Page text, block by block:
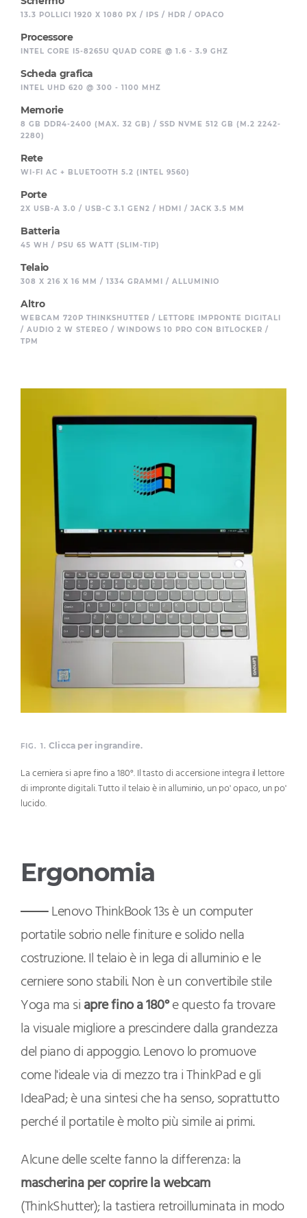
13.3 POLLICI 1920 X 1080 PX / IPS / HDR / OPACO
Processore
INTEL CORE I5-8265U QUAD CORE @ 1.6 - 3.9 GHZ
Scheda grafica
INTEL UHD 620 @ 300 - 1100 MHZ
Memorie
8 GB DDR4-2400 (MAX. 32 GB) / SSD NVME 512 GB (M.2 2242-
2280)
Rete
WI-FI AC + BLUETOOTH 5.2 (INTEL 9560)
Porte
2X USB-A 3.0 / USB-C 3.1 GEN2 / HDMI / JACK 3.5 MM
Batteria
45 WH / PSU 65 WATT (SLIM-TIP)
Telaio
308 X 216 X 16 MM / 1334 GRAMMI / ALLUMINIO
Altro
WEBCAM 720P THINKSHUTTER / LETTORE IMPRONTE DIGITALI
/ AUDIO 2 W STEREO / WINDOWS 10 PRO CON BITLOCKER /
TPM
FIG. 1. Clicca per ingrandire.
La cerniera si apre fino a 180°. Il tasto di accensione integra il lettore
di impronte digitali. Tutto il telaio è in alluminio, un po' opaco, un po'
lucido.
Ergonomia
Lenovo ThinkBook 13s è un computer
portatile sobrio nelle finiture e solido nella
costruzione. Il telaio è in lega di alluminio e le
cerniere sono stabili. Non è un convertibile stile
Yoga ma siapre fino a 180°e questo fa trovare
la visuale migliore a prescindere dalla grandezza
del piano di appoggio. Lenovo lo promuove
come l'ideale via di mezzo tra i ThinkPad e gli
IdeaPad; è una sintesi che ha senso, soprattutto
perché il portatile è molto più simile ai primi.
Alcune delle scelte fanno la differenza: la
mascherina per coprire la webcam
(ThinkShutter); la tastiera retroilluminata in modo